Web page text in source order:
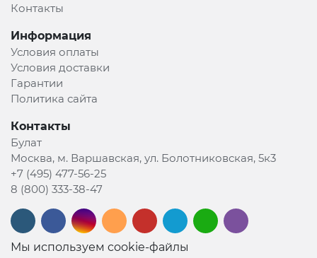
Контакты
Информация
Условия оплаты
Условия доставки
Гарантии
Политика сайта
Контакты
Булат
Москва, м. Варшавская, ул. Болотниковская, 5к3
+7 (495) 477-56-25
8 (800) 333-38-47
Мы используем cookie-файлы